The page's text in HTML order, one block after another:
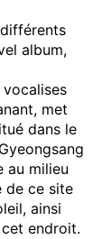
album,
met
dans le
au milieu
de ce site
ainsi
endroit.